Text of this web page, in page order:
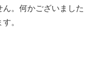
。何かございました
。